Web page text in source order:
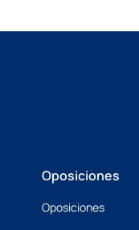
Oposiciones
Oposiciones